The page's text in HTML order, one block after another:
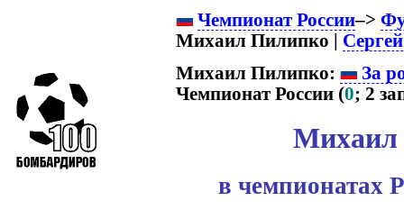
Чемпионат России–>
Михаил Пилипко |
Михаил Пилипко:
За
Чемпионат России (0; 2
Михаил
в чемпионатах